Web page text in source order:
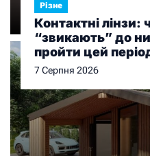
Різне
Контактні лінзи:
“звикають” до
пройти цей
дискомфорту
7 Серпня 2026